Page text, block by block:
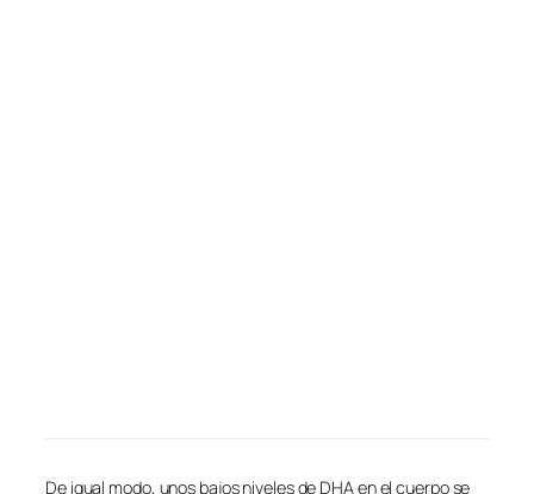
De igual modo, unos bajos niveles de DHA en el cuerpo se